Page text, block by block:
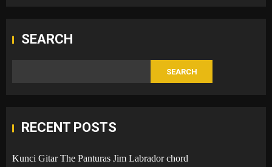
SEARCH
SEARCH
RECENT POSTS
Kunci Gitar The Panturas Jim Labrador chord